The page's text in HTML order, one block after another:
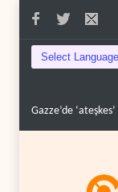
sonrası 1.257